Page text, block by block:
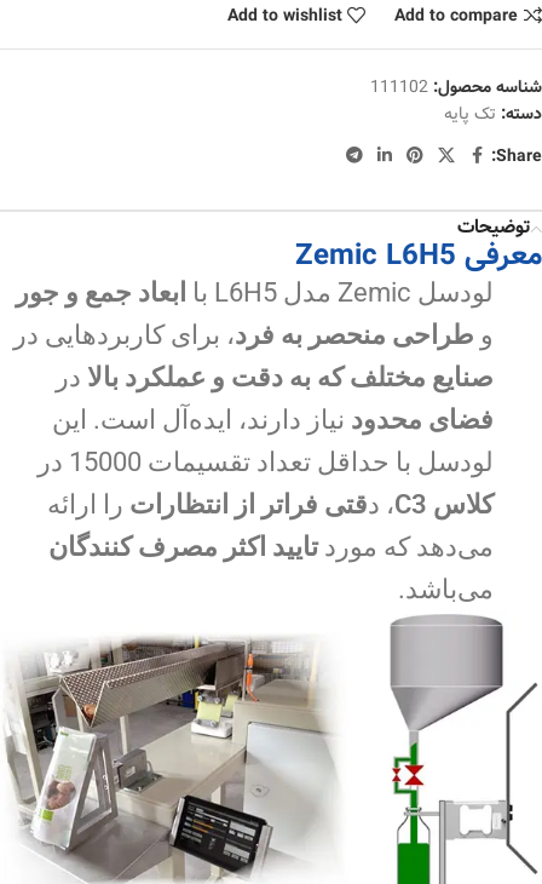
Add to compare
Add to wishlist
شناسه محصول: 111102
دسته: تک پایه
Share:
توضیحات
معرفی Zemic L6H5
لودسل Zemic مدل L6H5 با
ابعاد جمع و جور
و طراحی منحصر به فرد، برای کاربردهایی در
صنایع مختلف که به دقت و عملکرد بالا در
فضای محدود نیاز دارند، ایده‌آل است. این
لودسل با حداقل تعداد تقسیمات 15000 در
کلاس C3
، دقتی فراتر از انتظارات را ارائه
می‌دهد که موردتایید اکثر مصرف کنندگان
می‌باشد.